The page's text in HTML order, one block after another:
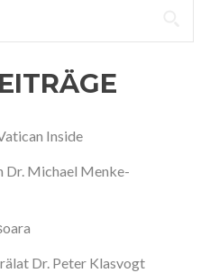
Inside
Dr. Michael Menke-
Dr. Peter Klasvogt